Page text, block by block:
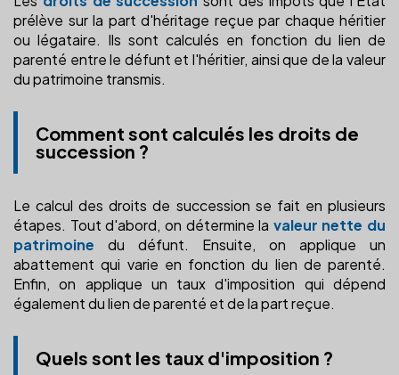
prélève sur la part d'héritage reçue par chaque héritier
ou légataire. Ils sont calculés en fonction du lien de
parenté entre le défunt et l'héritier, ainsi que de la valeur
du patrimoine transmis.
Comment sont calculés les droits de
succession ?
Le calcul des droits de succession se fait en plusieurs
étapes. Tout d'abord, on détermine la valeur nette du
patrimoine du défunt. Ensuite, on applique un
abattement qui varie en fonction du lien de parenté.
Enfin, on applique un taux d'imposition qui dépend
également du lien de parenté et de la part reçue.
Quels sont les taux d'imposition ?